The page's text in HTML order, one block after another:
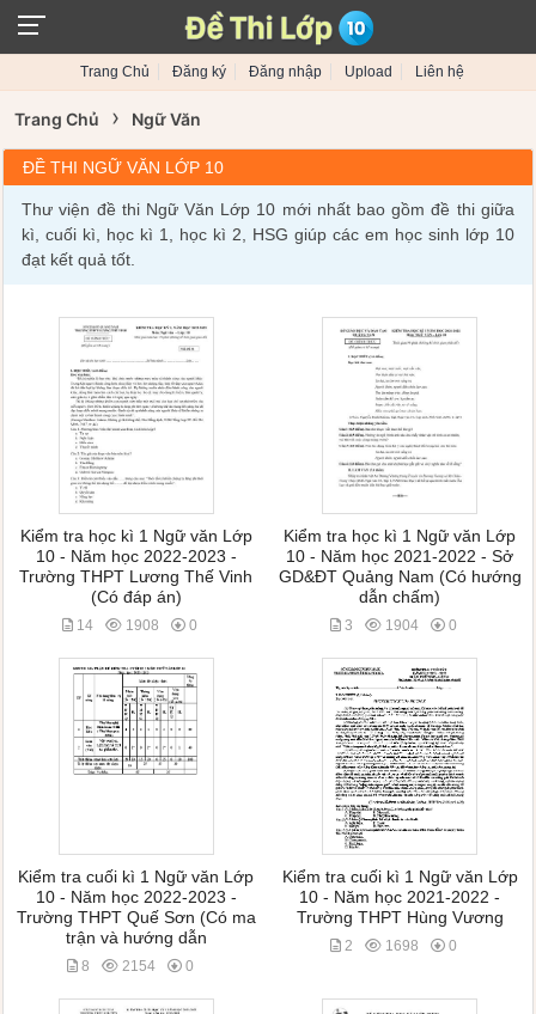
Trang Chủ Đăng ký Đăng nhập Upload Liên hệ
Trang Chủ › Ngữ Văn
ĐỀ THI NGỮ VĂN LỚP 10
Thư viện đề thi Ngữ Văn Lớp 10 mới nhất bao gồm đề thi giữa
kì, cuối kì, học kì 1, học kì 2, HSG giúp các em học sinh lớp 10
đạt kết quả tốt.
Kiểm tra học kì 1 Ngữ văn Lớp
10 - Năm học 2022-2023 -
Trường THPT Lương Thế Vinh
(Có đáp án)
14 1908 0
Kiểm tra học kì 1 Ngữ văn Lớp
10 - Năm học 2021-2022 - Sở
GD&ĐT Quảng Nam (Có hướng
dẫn chấm)
3 1904 0
Kiểm tra cuối kì 1 Ngữ văn Lớp
10 - Năm học 2022-2023 -
Trường THPT Quế Sơn (Có ma
trận và hướng dẫn
8 2154 0
Kiểm tra cuối kì 1 Ngữ văn Lớp
10 - Năm học 2021-2022 -
Trường THPT Hùng Vương
2 1698 0